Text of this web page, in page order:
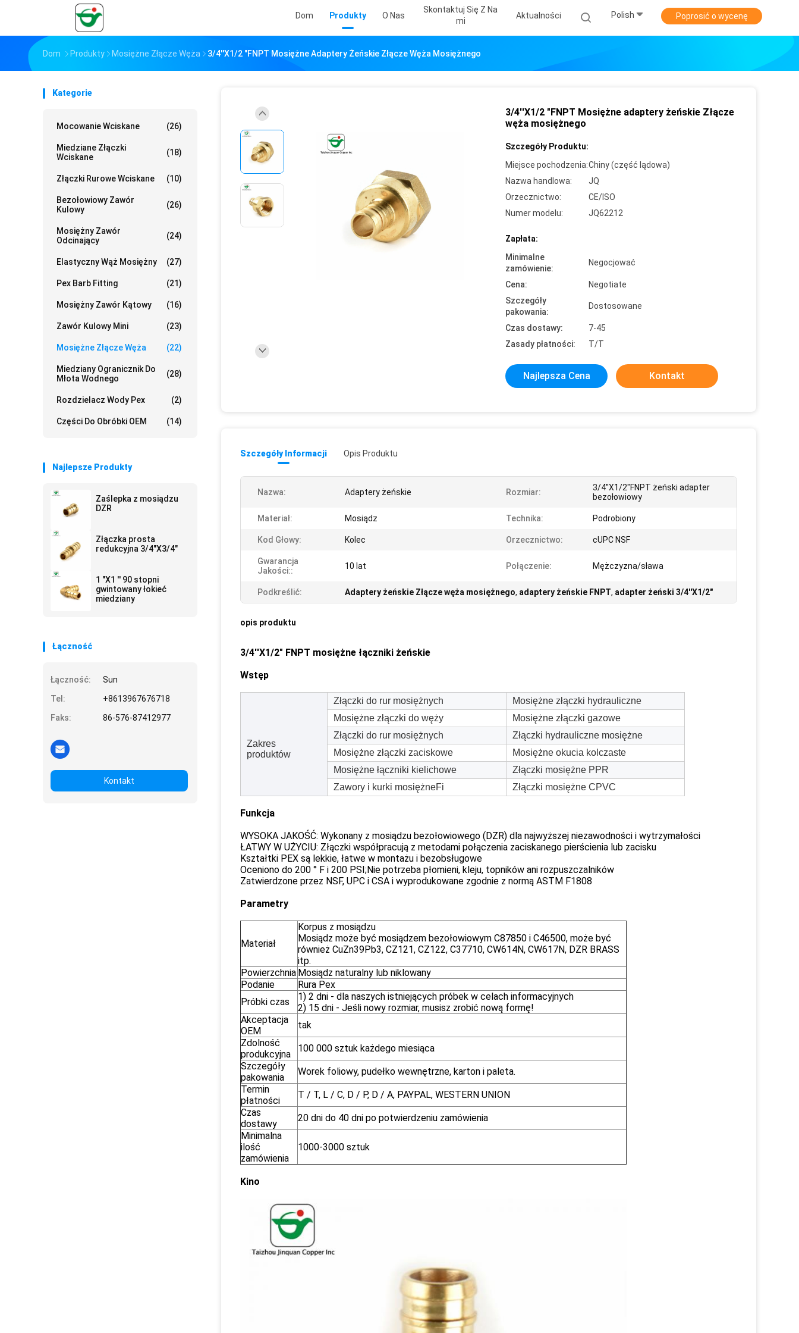
Dom Produkty O Nas
Skontaktuj Się Z Na
Mi
Aktualności Polish Poprosić o wycenę
Dom Produkty Mosiężne Złącze Węża 3/4''X1/2 "FNPT Mosiężne Adaptery Żeńskie Złącze Węża Mosiężnego
Kategorie
Mocowanie Wciskane (26)
Miedziane Złączki
Wciskane
(18)
Złączki Rurowe Wciskane (10)
Bezołowiowy Zawór
Kulowy
(26)
Mosiężny Zawór
Odcinający
(24)
Elastyczny Wąż Mosiężny (27)
Pex Barb Fitting (21)
Mosiężny Zawór Kątowy (16)
Zawór Kulowy Mini (23)
Mosiężne Złącze Węża (22)
Miedziany Ogranicznik Do
Młota Wodnego
(28)
Rozdzielacz Wody Pex (2)
Części Do Obróbki OEM (14)
Najlepsze Produkty
Zaślepka z mosiądzu
DZR
Złączka prosta
redukcyjna 3/4"X3/4"
1 "X1 '' 90 stopni
gwintowany łokieć
miedziany
Łączność
Łączność:
Sun
Tel:
+8613967676718
Faks:
86-576-87412977
Kontakt
3/4''X1/2 "FNPT Mosiężne adaptery żeńskie Złącze
węża mosiężnego
Szczegóły Produktu:
Miejsce pochodzenia:Chiny (część lądowa)
Nazwa handlowa:
JQ
Orzecznictwo:
CE/ISO
Numer modelu:
JQ62212
Zapłata:
Minimalne
zamówienie:
Negocjować
Cena:
Negotiate
Szczegóły
pakowania:
Dostosowane
Czas dostawy:
7-45
Zasady płatności:
T/T
Najlepsza Cena Kontakt
Szczegóły Informacji Opis Produktu
Nazwa: Adaptery żeńskie Rozmiar:
3/4''X1/2"FNPT żeński adapter
bezołowiowy
Materiał: Mosiądz Technika: Podrobiony
Kod Głowy: Kolec Orzecznictwo: cUPC NSF
Gwarancja
Jakości::
10 lat Połączenie: Mężczyzna/sława
Podkreślić: Adaptery żeńskie Złącze węża mosiężnego, adaptery żeńskie FNPT, adapter żeński 3/4''X1/2"
opis produktu
3/4''X1/2" FNPT mosiężne łączniki żeńskie
Wstęp
Zakres
produktów
Złączki do rur mosiężnych
Mosiężne złączki hydrauliczne
Mosiężne złączki do węży
Mosiężne złączki gazowe
Złączki do rur mosiężnych
Złączki hydrauliczne mosiężne
Mosiężne złączki zaciskowe
Mosiężne okucia kolczaste
Mosiężne łączniki kielichowe
Złączki mosiężne PPR
Zawory i kurki mosiężneFi
Złączki mosiężne CPVC
Funkcja
WYSOKA JAKOŚĆ: Wykonany z mosiądzu bezołowiowego (DZR) dla najwyższej niezawodności i wytrzymałości
ŁATWY W UŻYCIU: Złączki współpracują z metodami połączenia zaciskanego pierścienia lub zacisku
Kształtki PEX są lekkie, łatwe w montażu i bezobsługowe
Oceniono do 200 ° F i 200 PSI;Nie potrzeba płomieni, kleju, topników ani rozpuszczalników
Zatwierdzone przez NSF, UPC i CSA i wyprodukowane zgodnie z normą ASTM F1808
Parametry
Materiał
Korpus z mosiądzu
Mosiądz może być mosiądzem bezołowiowym C87850 i C46500, może być
również CuZn39Pb3, CZ121, CZ122, C37710, CW614N, CW617N, DZR BRASS
itp.
Powierzchnia Mosiądz naturalny lub niklowany
Podanie
Rura Pex
Próbki czas
1) 2 dni - dla naszych istniejących próbek w celach informacyjnych
2) 15 dni - Jeśli nowy rozmiar, musisz zrobić nową formę!
Akceptacja
OEM
tak
Zdolność
produkcyjna
100 000 sztuk każdego miesiąca
Szczegóły
pakowania
Worek foliowy, pudełko wewnętrzne, karton i paleta.
Termin
płatności
T / T, L / C, D / P, D / A, PAYPAL, WESTERN UNION
Czas
dostawy
20 dni do 40 dni po potwierdzeniu zamówienia
Minimalna
ilość
zamówienia
1000-3000 sztuk
Kino